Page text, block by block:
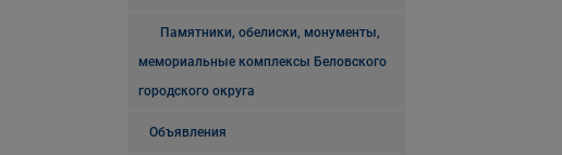
Памятники, обелиски, монументы,
мемориальные комплексы Беловского
городского округа
Объявления